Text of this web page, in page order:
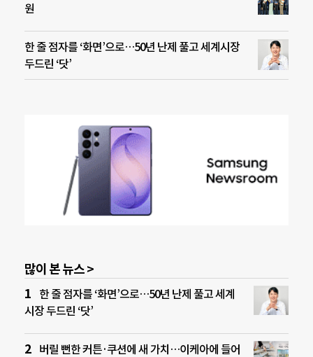
원
한 줄 점자를 ‘화면’으로…50년 난제 풀고 세계시장
두드린 ‘닷’
많이 본 뉴스 >
한 줄 점자를 ‘화면’으로…50년 난제 풀고 세계
시장 두드린 ‘닷’
버릴 뻔한 커튼·쿠션에 새 가치…이케아에 들어